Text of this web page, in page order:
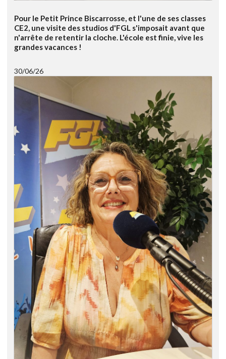
Pour le Petit Prince Biscarrosse, et l'une de ses classes
CE2, une visite des studios d'FGL s'imposait avant que
n'arrête de retentir la cloche. L'école est finie, vive les
grandes vacances !
30/06/26